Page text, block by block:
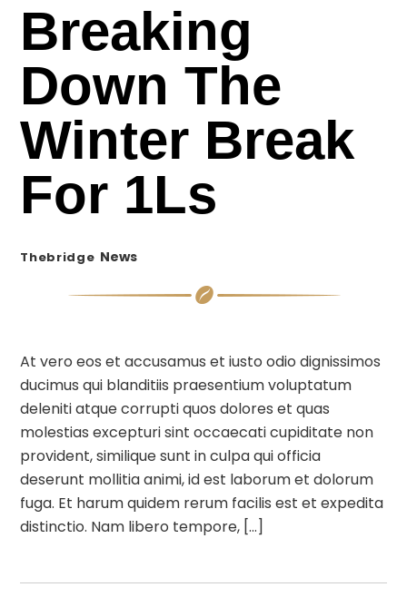
Breaking
Down The
Winter Break
For 1Ls
Thebridge News
At vero eos et accusamus et iusto odio dignissimos
ducimus qui blanditiis praesentium voluptatum
deleniti atque corrupti quos dolores et quas
molestias excepturi sint occaecati cupiditate non
provident, similique sunt in culpa qui officia
deserunt mollitia animi, id est laborum et dolorum
fuga. Et harum quidem rerum facilis est et expedita
distinctio. Nam libero tempore, […]